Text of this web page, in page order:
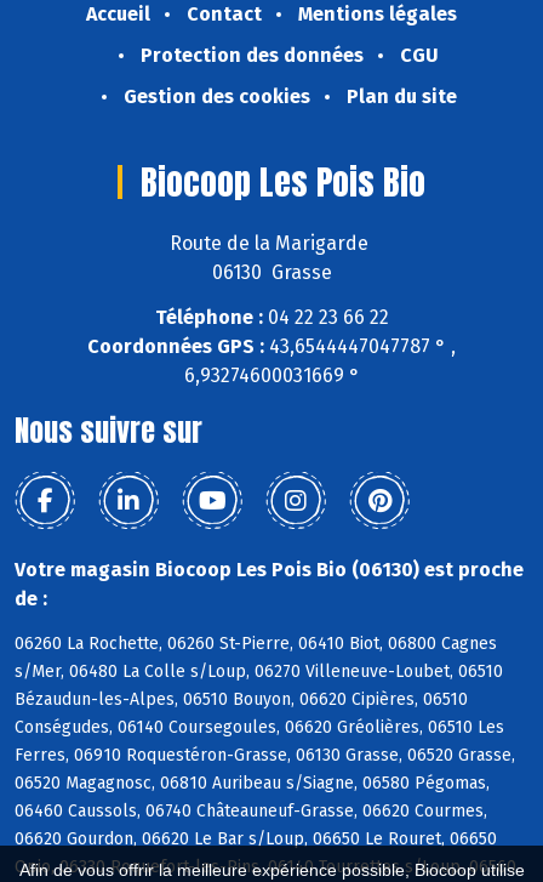
Afin de vous offrir la meilleure expérience possible, Biocoop utilise
Accueil Contact
Mentions légales
Protection des données
CGU
Gestion des cookies
Plan du site
Biocoop Les Pois Bio
Route de la Marigarde
06130 Grasse
Téléphone :04 22 23 66 22
Coordonnées GPS : 43,6544447047787 ° ,
6,93274600031669 °
Nous suivre sur
Votre magasin Biocoop Les Pois Bio (06130) est proche
de :
06260 La Rochette, 06260 St-Pierre, 06410 Biot, 06800 Cagnes
s/Mer, 06480 La Colle s/Loup, 06270 Villeneuve-Loubet, 06510
Bézaudun-les-Alpes, 06510 Bouyon, 06620 Cipières, 06510
Conségudes, 06140 Coursegoules, 06620 Gréolières, 06510 Les
Ferres, 06910 Roquestéron-Grasse, 06130 Grasse, 06520 Grasse,
06520 Magagnosc, 06810 Auribeau s/Siagne, 06580 Pégomas,
06460 Caussols, 06740 Châteauneuf-Grasse, 06620 Courmes,
06620 Gourdon, 06620 Le Bar s/Loup, 06650 Le Rouret, 06650
Opio, 06330 Roquefort-les-Pins, 06140 Tourrettes s/Loup, 06560